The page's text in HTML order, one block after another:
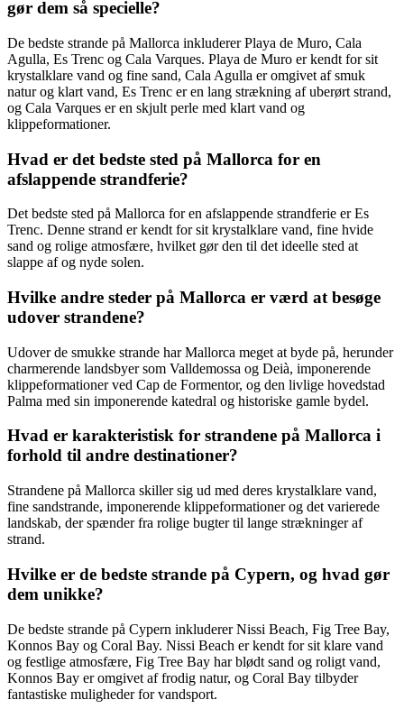
gør dem så specielle?
De bedste strande på Mallorca inkluderer Playa de Muro, Cala
Agulla, Es Trenc og Cala Varques. Playa de Muro er kendt for sit
krystalklare vand og fine sand, Cala Agulla er omgivet af smuk
natur og klart vand, Es Trenc er en lang strækning af uberørt strand,
og Cala Varques er en skjult perle med klart vand og
klippeformationer.
Hvad er det bedste sted på Mallorca for en
afslappende strandferie?
Det bedste sted på Mallorca for en afslappende strandferie er Es
Trenc. Denne strand er kendt for sit krystalklare vand, fine hvide
sand og rolige atmosfære, hvilket gør den til det ideelle sted at
slappe af og nyde solen.
Hvilke andre steder på Mallorca er værd at besøge
udover strandene?
Udover de smukke strande har Mallorca meget at byde på, herunder
charmerende landsbyer som Valldemossa og Deià, imponerende
klippeformationer ved Cap de Formentor, og den livlige hovedstad
Palma med sin imponerende katedral og historiske gamle bydel.
Hvad er karakteristisk for strandene på Mallorca i
forhold til andre destinationer?
Strandene på Mallorca skiller sig ud med deres krystalklare vand,
fine sandstrande, imponerende klippeformationer og det varierede
landskab, der spænder fra rolige bugter til lange strækninger af
strand.
Hvilke er de bedste strande på Cypern, og hvad gør
dem unikke?
De bedste strande på Cypern inkluderer Nissi Beach, Fig Tree Bay,
Konnos Bay og Coral Bay. Nissi Beach er kendt for sit klare vand
og festlige atmosfære, Fig Tree Bay har blødt sand og roligt vand,
Konnos Bay er omgivet af frodig natur, og Coral Bay tilbyder
fantastiske muligheder for vandsport.